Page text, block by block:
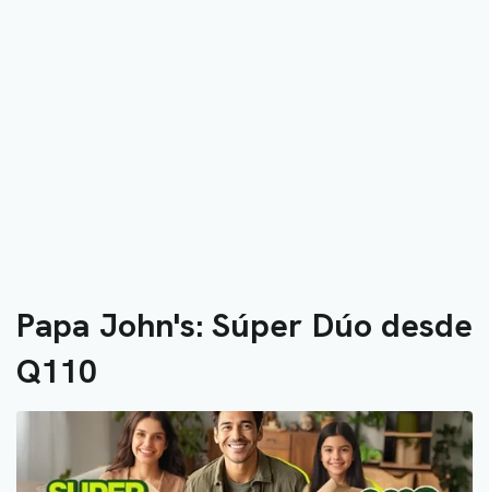
Papa John's: Súper Dúo desde
Q110